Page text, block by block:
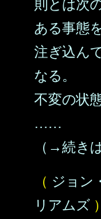
則とは次
ある事態
注ぎ込ん
なる。
不変の状
……
（→続き
（ ジョン
リアムズ ）